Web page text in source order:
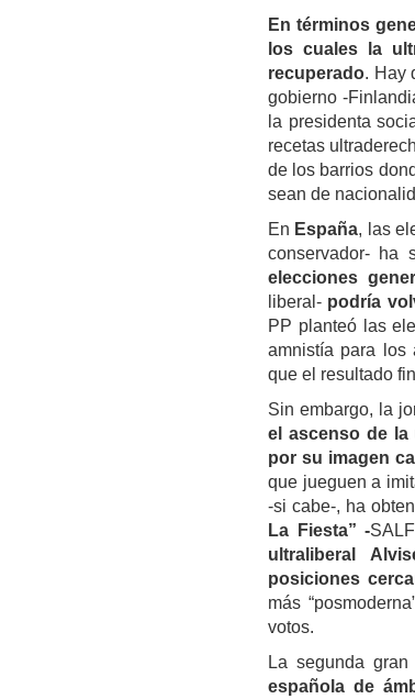
En términos
los cuales la
recuperado. Hay
gobierno -
la presidenta
recetas
de los barrios
sean de
En España, las
conservador- ha
elecciones
liberal- podría
PP planteó las
amnistía para los
que el resultado
Sin embargo, la
el ascenso de la
por su imagen
que jueguen a
-si cabe-, ha
La Fiesta” -
ultraliberal
posiciones
más
votos.
La segunda
española de